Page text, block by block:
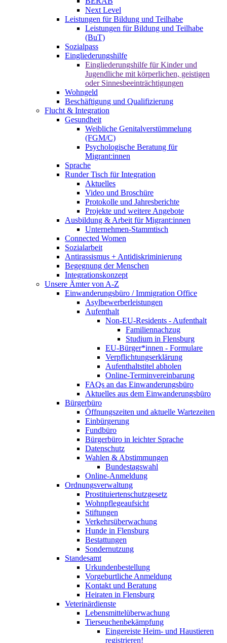
Next Level
Leistungen für Bildung und Teilhabe
Leistungen für Bildung und Teilhabe
(BuT)
Sozialpass
Eingliederungshilfe
Eingliederungshilfe für Kinder und
Jugendliche mit körperlichen, geistigen
oder Sinnesbeeinträchtigungen
Wohngeld
Beschäftigung und Qualifizierung
Flucht & Integration
Gesundheit
Weibliche Genitalverstümmelung
(FGM/C)
Psychologische Beratung für
Migrant:innen
Sprache
Runder Tisch für Integration
Aktuelles
Video und Broschüre
Protokolle und Jahresberichte
Projekte und weitere Angebote
Ausbildung & Arbeit für Migrant:innen
Unternehmen-Stammtisch
Connected Women
Sozialarbeit
Antirassismus + Antidiskriminierung
Begegnung der Menschen
Integrationskonzept
Unsere Ämter von A-Z
Einwanderungsbüro / Immigration Office
Asylbewerberleistungen
Aufenthalt
Non-EU-Residents - Aufenthalt
Familiennachzug
Studium in Flensburg
EU-Bürger*innen - Formulare
Verpflichtungserklärung
Aufenthaltstitel abholen
Online-Terminvereinbarung
FAQs an das Einwanderungsbüro
Aktuelles aus dem Einwanderungsbüro
Bürgerbüro
Öffnungszeiten und aktuelle Wartezeiten
Einbürgerung
Fundbüro
Bürgerbüro in leichter Sprache
Datenschutz
Wahlen & Abstimmungen
Bundestagswahl
Online-Anmeldung
Ordnungsverwaltung
Prostituiertenschutzgesetz
Wohnpflegeaufsicht
Stiftungen
Verkehrsüberwachung
Hunde in Flensburg
Bestattungen
Sondernutzung
Standesamt
Urkundenbestellung
Vorgeburtliche Anmeldung
Kontakt und Beratung
Heiraten in Flensburg
Veterinärdienste
Lebensmittelüberwachung
Tierseuchenbekämpfung
Eingereiste Heim- und Haustieren
registrieren!